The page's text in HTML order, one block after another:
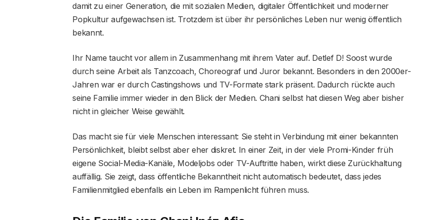
damit zu einer Generation, die mit sozialen Medien, digitaler Öffentlichkeit und moderner
Popkultur aufgewachsen ist. Trotzdem ist über ihr persönliches Leben nur wenig öffentlich
bekannt.
Ihr Name taucht vor allem in Zusammenhang mit ihrem Vater auf. Detlef D! Soost wurde
durch seine Arbeit als Tanzcoach, Choreograf und Juror bekannt. Besonders in den 2000er-
Jahren war er durch Castingshows und TV-Formate stark präsent. Dadurch rückte auch
seine Familie immer wieder in den Blick der Medien. Chani selbst hat diesen Weg aber bisher
nicht in gleicher Weise gewählt.
Das macht sie für viele Menschen interessant: Sie steht in Verbindung mit einer bekannten
Persönlichkeit, bleibt selbst aber eher diskret. In einer Zeit, in der viele Promi-Kinder früh
eigene Social-Media-Kanäle, Modeljobs oder TV-Auftritte haben, wirkt diese Zurückhaltung
auffällig. Sie zeigt, dass öffentliche Bekanntheit nicht automatisch bedeutet, dass jedes
Familienmitglied ebenfalls ein Leben im Rampenlicht führen muss.